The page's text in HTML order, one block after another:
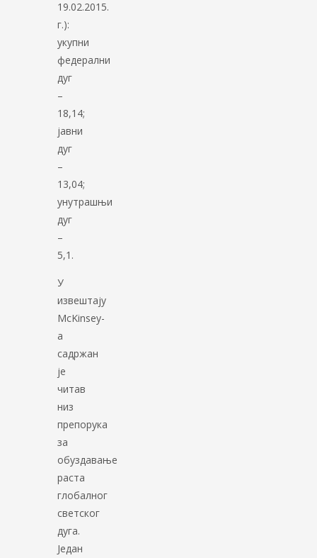
19.02.2015.
г.):
укупни
федерални
дуг
–
18,14;
јавни
дуг
–
13,04;
унутрашњи
дуг
–
5,1.
У
извештају
McKinsey-
а
садржан
је
читав
низ
препорука
за
обуздавање
раста
глобалног
светског
дуга.
Један